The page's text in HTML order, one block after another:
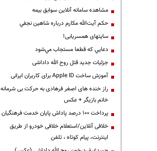
مشاهده سامانه آنلاين سوابق بیمه
حكم آيت‌الله مكارم درباره شاهين نجفي
سایتهای همسریابی!
دعايي كه قطعا مستجاب مي‌شود
جزئیات جدید قتل روح الله داداشی
آموزش ساخت Apple ID برای کاربران ایرانی
راز خنده های اصغر فرهادی به حرکت بی شرمانه
خانم بازیگر + عکس
پرداخت ۱۰۰ درصد پاداش پایان خدمت فرهنگیان
خلافی آنلاین/استعلام خلافی خودرو از طریق
اینترنت، پیام کوتاه ، تلفن